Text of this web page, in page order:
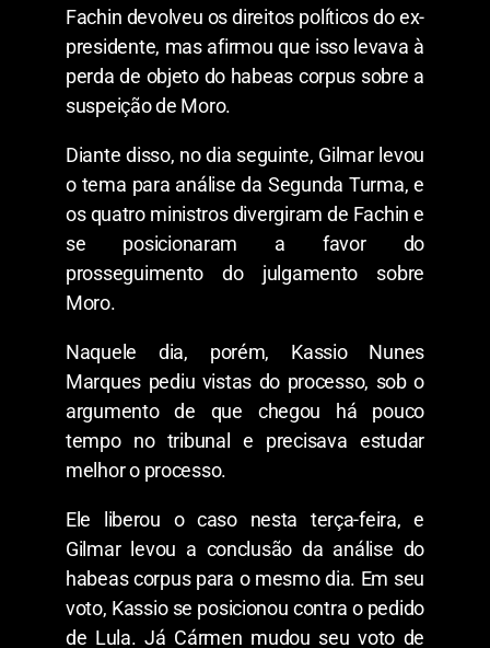
Fachin devolveu os direitos políticos do ex-
presidente, mas afirmou que isso levava à
perda de objeto do habeas corpus sobre a
suspeição de Moro.
Diante disso, no dia seguinte, Gilmar levou
o tema para análise da Segunda Turma, e
os quatro ministros divergiram de Fachin e
se posicionaram a favor do
prosseguimento do julgamento sobre
Moro.
Naquele dia, porém, Kassio Nunes
Marques pediu vistas do processo, sob o
argumento de que chegou há pouco
tempo no tribunal e precisava estudar
melhor o processo.
Ele liberou o caso nesta terça-feira, e
Gilmar levou a conclusão da análise do
habeas corpus para o mesmo dia. Em seu
voto, Kassio se posicionou contra o pedido
de Lula. Já Cármen mudou seu voto de